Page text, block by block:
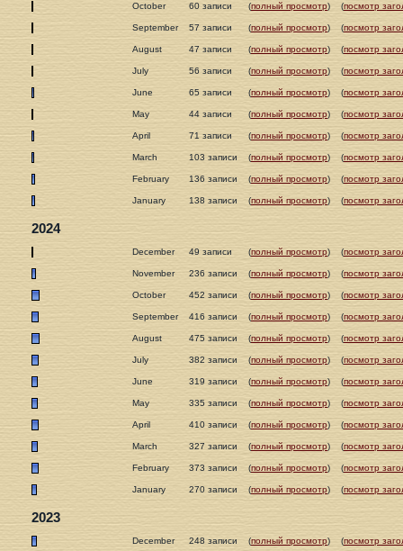
October 60 записи (полный просмотр) (посмотр
September 57 записи (полный просмотр) (посмотр
August 47 записи (полный просмотр) (посмотр
July 56 записи (полный просмотр) (посмотр
June 65 записи (полный просмотр) (посмотр
May 44 записи (полный просмотр) (посмотр
April 71 записи (полный просмотр) (посмотр
March 103 записи (полный просмотр) (посмотр
February 136 записи (полный просмотр) (посмотр
January 138 записи (полный просмотр) (посмотр
2024
December 49 записи (полный просмотр) (посмотр
November 236 записи (полный просмотр) (посмотр
October 452 записи (полный просмотр) (посмотр
September 416 записи (полный просмотр) (посмотр
August 475 записи (полный просмотр) (посмотр
July 382 записи (полный просмотр) (посмотр
June 319 записи (полный просмотр) (посмотр
May 335 записи (полный просмотр) (посмотр
April 410 записи (полный просмотр) (посмотр
March 327 записи (полный просмотр) (посмотр
February 373 записи (полный просмотр) (посмотр
January 270 записи (полный просмотр) (посмотр
2023
December 248 записи (полный просмотр) (посмотр